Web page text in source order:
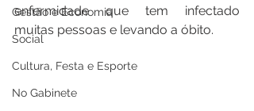
Gestão e Economia
Social
Cultura, Festa e Esporte
No Gabinete
enfermidade que tem infectado
muitas pessoas e levando a óbito.